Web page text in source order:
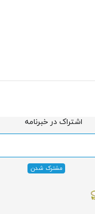
اشتراک در خبرنامه